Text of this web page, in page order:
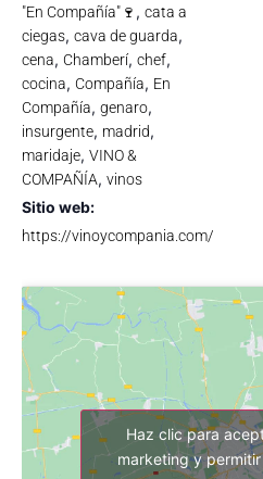
"En Compañía"🍷 , cata a
ciegas, cava de guarda,
cena, Chamberí, chef,
cocina, Compañía, En
Compañía, genaro,
insurgente, madrid,
maridaje, VINO &
COMPAÑÍA, vinos
Sitio web:
https://vinoycompania.com/
Haz clic para
marketing y